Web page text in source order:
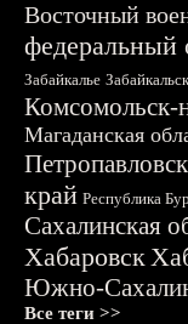
Восточный
федеральный
Забайкалье
Комсомольск-
Магаданская
край Республика
Сахалинская
Хабаровск
Южно-
Все теги >>